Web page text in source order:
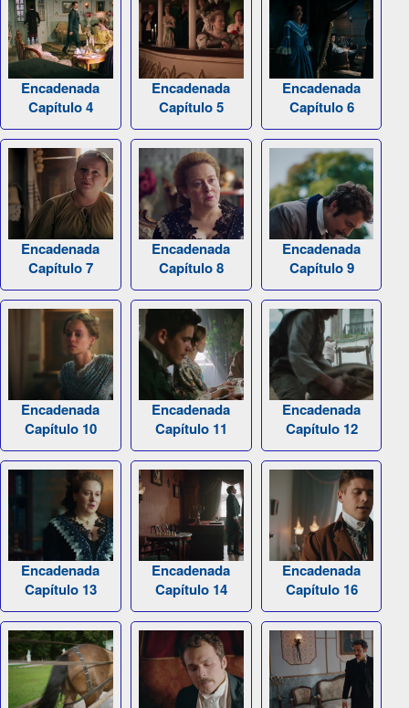
Encadenada
Capítulo 4
Encadenada
Capítulo 5
Encadenada
Capítulo 6
Encadenada
Capítulo 7
Encadenada
Capítulo 8
Encadenada
Capítulo 9
Encadenada
Capítulo 10
Encadenada
Capítulo 11
Encadenada
Capítulo 12
Encadenada
Capítulo 13
Encadenada
Capítulo 14
Encadenada
Capítulo 16